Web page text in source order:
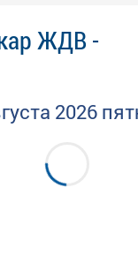
ЖДВ -
2026